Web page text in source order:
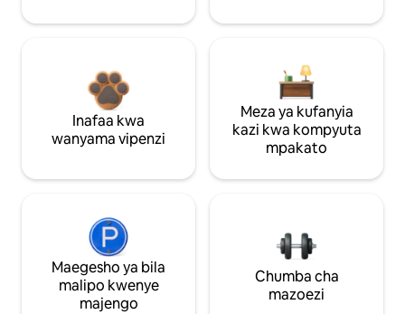
Inafaa kwa
wanyama vipenzi
Meza ya kufanyia
kazi kwa kompyuta
mpakato
Maegesho ya bila
malipo kwenye
majengo
Chumba cha
mazoezi